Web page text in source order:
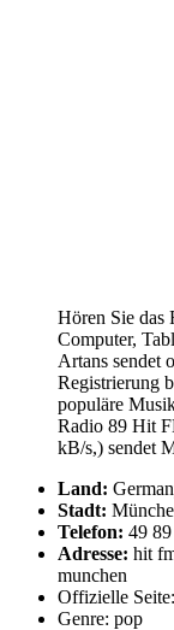
Hören Sie das
Computer,
Artans sendet
Registrierung
populäre
Radio 89 Hit
kB/s,) sendet
Land:
Stadt:
Telefon: 49
Adresse: hit
munchen
Offizielle
Genre: pop